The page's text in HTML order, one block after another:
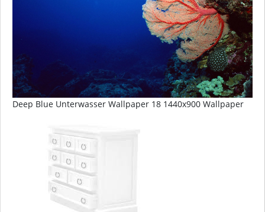
Deep Blue Unterwasser Wallpaper 18 1440x900 Wallpaper